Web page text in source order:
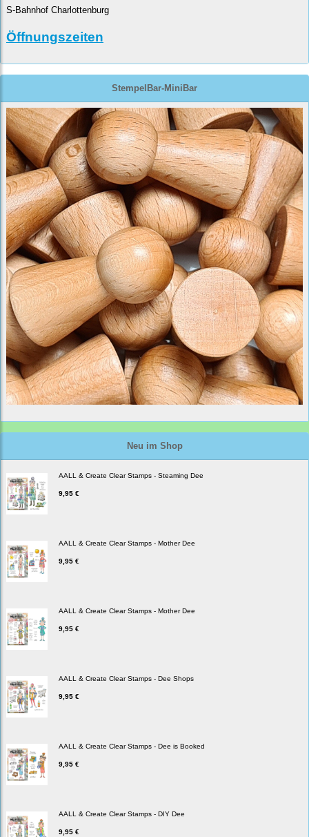
S-Bahnhof Charlottenburg
Öffnungszeiten
StempelBar-MiniBar
Neu im Shop
AALL & Create Clear Stamps - Steaming Dee
9,95 €
AALL & Create Clear Stamps - Mother Dee
9,95 €
AALL & Create Clear Stamps - Mother Dee
9,95 €
AALL & Create Clear Stamps - Dee Shops
9,95 €
AALL & Create Clear Stamps - Dee is Booked
9,95 €
AALL & Create Clear Stamps - DIY Dee
9,95 €